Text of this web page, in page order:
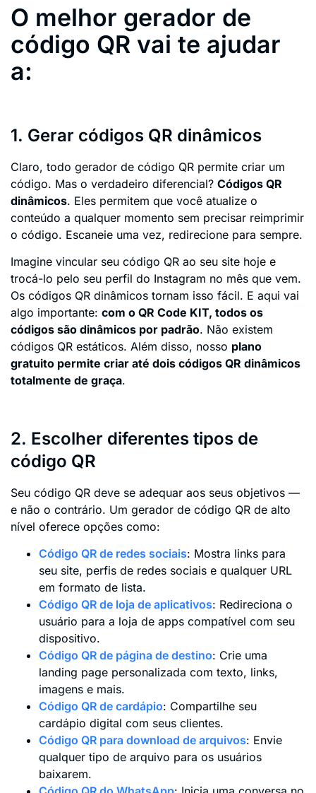
O melhor gerador de
código QR vai te ajudar
a:
1. Gerar códigos QR dinâmicos
Claro, todo gerador de código QR permite criar um
código. Mas o verdadeiro diferencial? Códigos QR
dinâmicos. Eles permitem que você atualize o
conteúdo a qualquer momento sem precisar reimprimir
o código. Escaneie uma vez, redirecione para sempre.
Imagine vincular seu código QR ao seu site hoje e
trocá-lo pelo seu perfil do Instagram no mês que vem.
Os códigos QR dinâmicos tornam isso fácil. E aqui vai
algo importante: com o QR Code KIT, todos os
códigos são dinâmicos por padrão. Não existem
códigos QR estáticos. Além disso, nosso plano
gratuito permite criar até dois códigos QR dinâmicos
totalmente de graça.
2. Escolher diferentes tipos de
código QR
Seu código QR deve se adequar aos seus objetivos —
e não o contrário. Um gerador de código QR de alto
nível oferece opções como:
Código QR de redes sociais: Mostra links para
seu site, perfis de redes sociais e qualquer URL
em formato de lista.
Código QR de loja de aplicativos: Redireciona o
usuário para a loja de apps compatível com seu
dispositivo.
Código QR de página de destino: Crie uma
landing page personalizada com texto, links,
imagens e mais.
Código QR de cardápio: Compartilhe seu
cardápio digital com seus clientes.
Código QR para download de arquivos: Envie
qualquer tipo de arquivo para os usuários
baixarem.